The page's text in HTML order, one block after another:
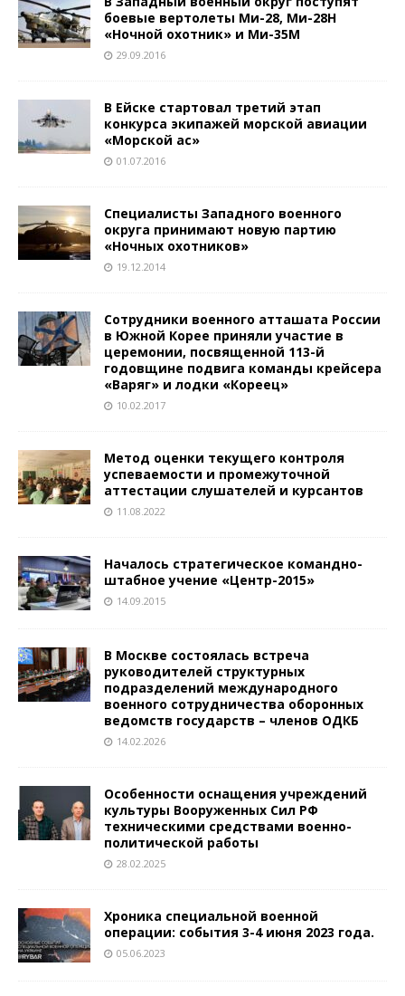
боевые вертолеты Ми-28, Ми-28Н
«Ночной охотник» и Ми-35М
29.09.2016
В Ейске стартовал третий этап
конкурса экипажей морской авиации
«Морской ас»
01.07.2016
Специалисты Западного военного
округа принимают новую партию
«Ночных охотников»
19.12.2014
Сотрудники военного атташата России
в Южной Корее приняли участие в
церемонии, посвященной 113-й
годовщине подвига команды крейсера
«Варяг» и лодки «Кореец»
10.02.2017
Метод оценки текущего контроля
успеваемости и промежуточной
аттестации слушателей и курсантов
11.08.2022
Началось стратегическое командно-
штабное учение «Центр-2015»
14.09.2015
В Москве состоялась встреча
руководителей структурных
подразделений международного
военного сотрудничества оборонных
ведомств государств – членов ОДКБ
14.02.2026
Особенности оснащения учреждений
культуры Вооруженных Сил РФ
техническими средствами военно-
политической работы
28.02.2025
Хроника специальной военной
операции: события 3-4 июня 2023 года.
05.06.2023